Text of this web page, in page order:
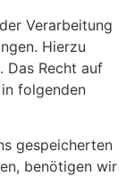
Verarbeitung
Hierzu
Das Recht auf
folgenden
gespeicherten
benötigen wir